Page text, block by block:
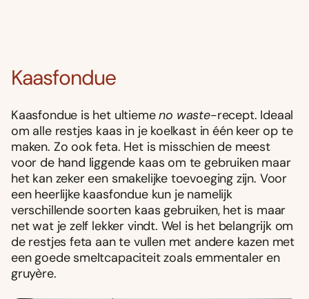
Kaasfondue
Kaasfondue is het ultiemeno waste-recept. Ideaal
om alle restjes kaas in je koelkast in één keer op te
maken. Zo ook feta. Het is misschien de meest
voor de hand liggende kaas om te gebruiken maar
het kan zeker een smakelijke toevoeging zijn. Voor
een heerlijke kaasfondue kun je namelijk
verschillende soorten kaas gebruiken, het is maar
net wat je zelf lekker vindt. Wel is het belangrijk om
de restjes feta aan te vullen met andere kazen met
een goede smeltcapaciteit zoals emmentaler en
gruyère.